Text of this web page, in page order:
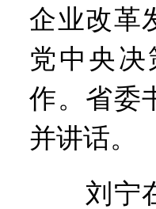
企业改革
党中央
作。省委
并讲话。
刘宁在